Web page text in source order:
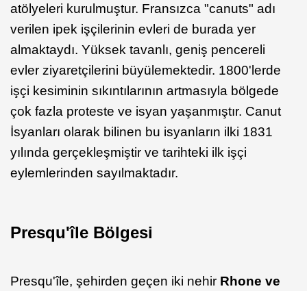
atölyeleri kurulmuştur. Fransızca "canuts" adı
verilen ipek işçilerinin evleri de burada yer
almaktaydı. Yüksek tavanlı, geniş pencereli
evler ziyaretçilerini büyülemektedir. 1800'lerde
işçi kesiminin sıkıntılarının artmasıyla bölgede
çok fazla proteste ve isyan yaşanmıştır. Canut
İsyanları olarak bilinen bu isyanların ilki 1831
yılında gerçekleşmiştir ve tarihteki ilk işçi
eylemlerinden sayılmaktadır.
Presqu'île Bölgesi
Presqu'île, şehirden geçen iki nehir Rhone ve